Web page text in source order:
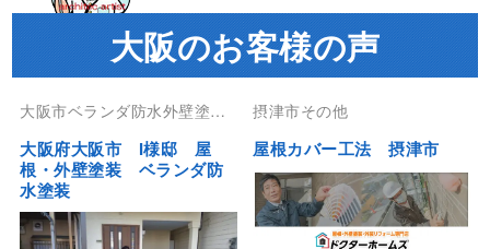
大阪のお客様の声
大阪市ベランダ防水外壁塗装
大阪府大阪市 I様邸 屋
根・外壁塗装 ベランダ防
水塗装
摂津市その他
屋根カバー工法 摂津市